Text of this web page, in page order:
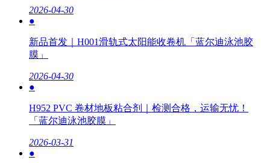
2026-04-30
●
新品首发｜H001滑轨式太阳能收卷机「蓝尔迪泳池胶
膜」
2026-04-30
●
H952 PVC 卷材地板粘合剂｜检测合格，运输无忧！
「蓝尔迪泳池胶膜」
2026-03-31
●